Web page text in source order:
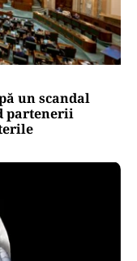
un scandal
partenerii